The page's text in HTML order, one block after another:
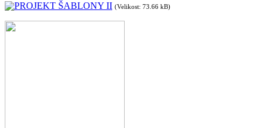
PROJEKT ŠABLONY II (Velikost: 73.66 kB)